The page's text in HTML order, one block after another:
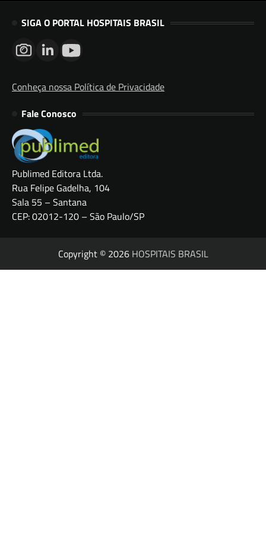
SIGA O PORTAL HOSPITAIS BRASIL
Conheça nossa Política de Privacidade
Fale Conosco
Publimed Editora Ltda.
Rua Felipe Gadelha, 104
Sala 55 – Santana
CEP: 02012-120 – São Paulo/SP
Copyright © 2026 HOSPITAIS BRASIL